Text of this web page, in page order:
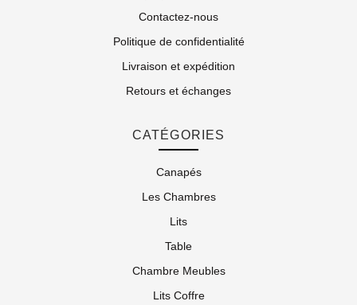
Contactez-nous
Politique de confidentialité
Livraison et expédition
Retours et échanges
CATÉGORIES
Canapés
Les Chambres
Lits
Table
Chambre Meubles
Lits Coffre